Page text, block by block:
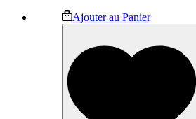
Ajouter au PanierCe
produit
plusieurs
variations.